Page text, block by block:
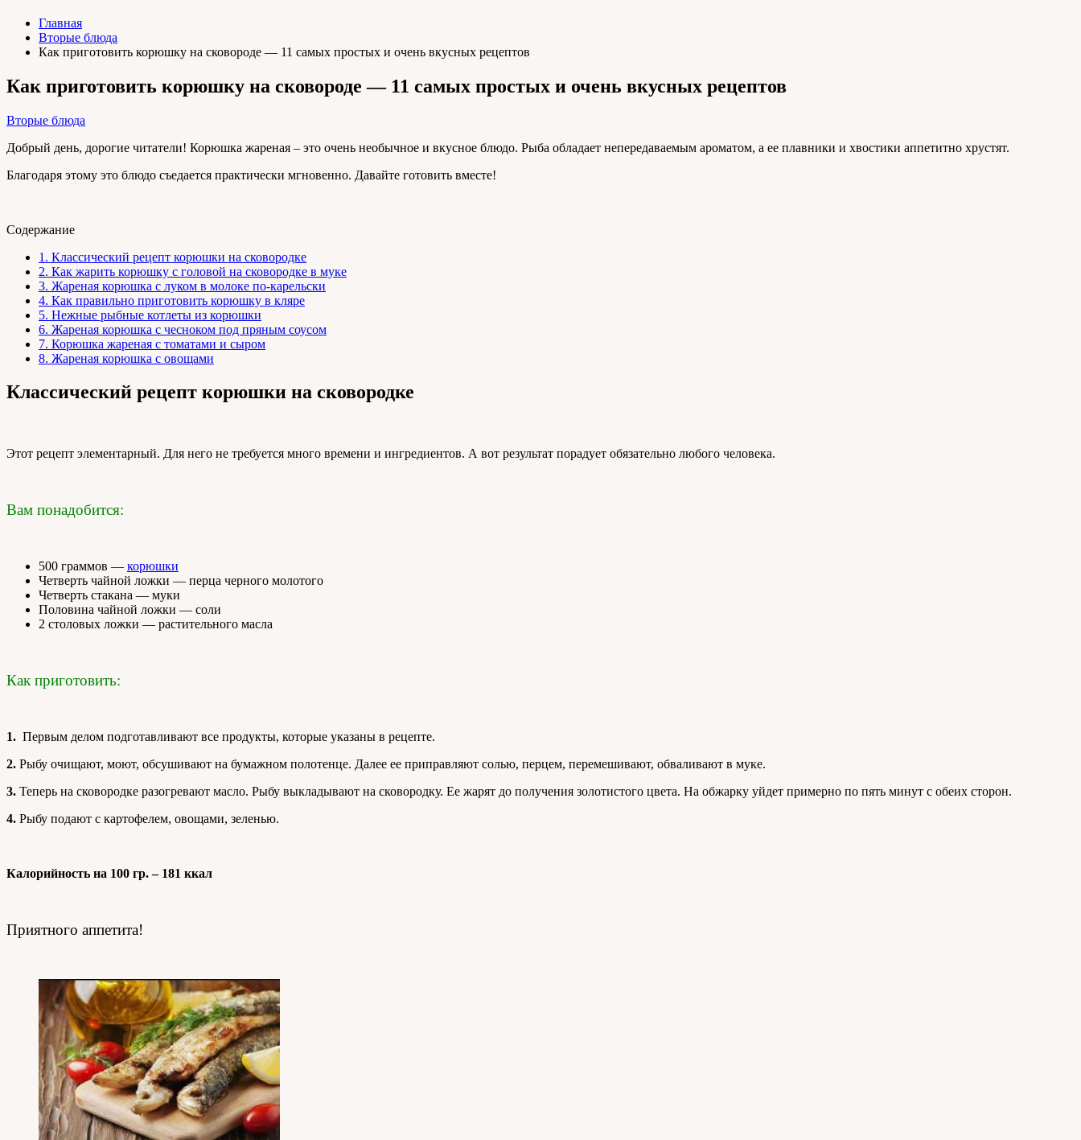
Главная
Вторые блюда
Как приготовить корюшку на сковороде — 11 самых простых и очень вкусных рецептов
Как приготовить корюшку на сковороде — 11 самых простых и очень вкусных рецептов
Вторые блюда
Добрый день, дорогие читатели! Корюшка жареная – это очень необычное и вкусное блюдо. Рыба обладает непередаваемым ароматом, а ее плавники и хвостики аппетитно хрустят.
Благодаря этому это блюдо съедается практически мгновенно. Давайте готовить вместе!
Содержание
1. Классический рецепт корюшки на сковородке
2. Как жарить корюшку с головой на сковородке в муке
3. Жареная корюшка с луком в молоке по-карельски
4. Как правильно приготовить корюшку в кляре
5. Нежные рыбные котлеты из корюшки
6. Жареная корюшка с чесноком под пряным соусом
7. Корюшка жареная с томатами и сыром
8. Жареная корюшка с овощами
Классический рецепт корюшки на сковородке
Этот рецепт элементарный. Для него не требуется много времени и ингредиентов. А вот результат порадует обязательно любого человека.
Вам понадобится:
500 граммов — корюшки
Четверть чайной ложки — перца черного молотого
Четверть стакана — муки
Половина чайной ложки — соли
2 столовых ложки — растительного масла
Как приготовить:
1. Первым делом подготавливают все продукты, которые указаны в рецепте.
2. Рыбу очищают, моют, обсушивают на бумажном полотенце. Далее ее приправляют солью, перцем, перемешивают, обваливают в муке.
3. Теперь на сковородке разогревают масло. Рыбу выкладывают на сковородку. Ее жарят до получения золотистого цвета. На обжарку уйдет примерно по пять минут с обеих сторон.
4. Рыбу подают с картофелем, овощами, зеленью.
Калорийность на 100 гр. – 181 ккал
Приятного аппетита!